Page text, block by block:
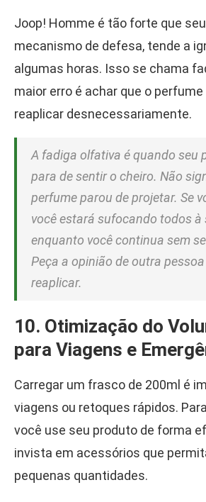
Joop! Homme é tão forte que
mecanismo de defesa, tende a
algumas horas. Isso se chama
maior erro é achar que o perfume
reaplicar desnecessariamente.
A fadiga olfativa é quando seu
para de sentir o cheiro. Não
perfume parou de projetar. Se
você estará sufocando todos à
enquanto você continua sem
Peça a opinião de outra
reaplicar.
10. Otimização do
para Viagens e
Carregar um frasco de 200ml é
viagens ou retoques rápidos.
você use seu produto de forma
invista em acessórios que
pequenas quantidades.